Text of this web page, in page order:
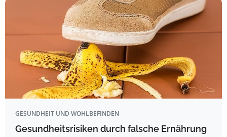
GESUNDHEIT UND WOHLBEFINDEN
Gesundheitsrisiken durch falsche Ernährung